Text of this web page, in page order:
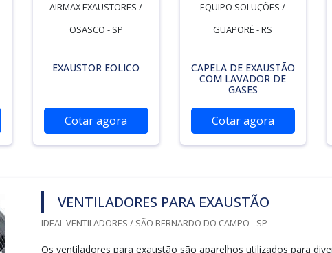
AIRMAX EXAUSTORES /
OSASCO - SP
EXAUSTOR EOLICO
Cotar agora
EQUIPO SOLUÇÕES /
GUAPORÉ - RS
CAPELA DE EXAUSTÃO
COM LAVADOR DE
GASES
Cotar agora
VENTILADORES PARA EXAUSTÃO
IDEAL VENTILADORES / SÃO BERNARDO DO CAMPO - SP
Os ventiladores para exaustão são aparelhos utilizados para